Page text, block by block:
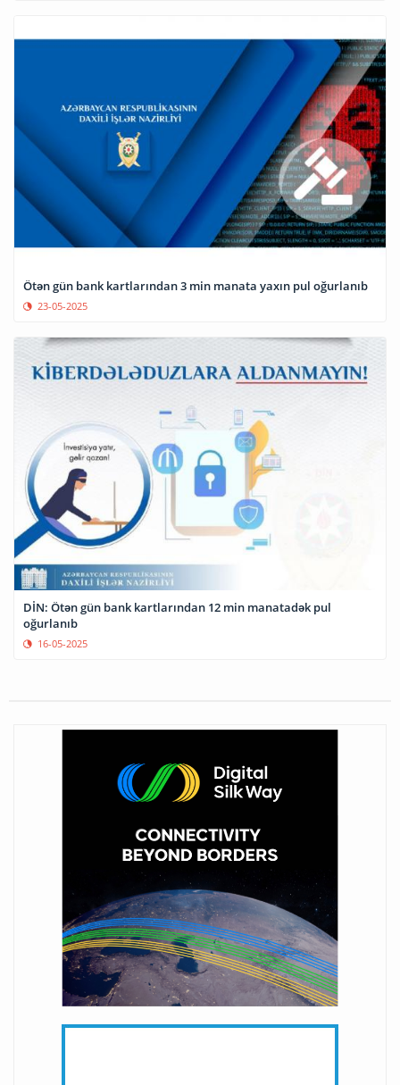
Ötən gün bank kartlarından 3 min manata yaxın pul oğurlanıb
23-05-2025
DİN: Ötən gün bank kartlarından 12 min manatadək pul
oğurlanıb
16-05-2025